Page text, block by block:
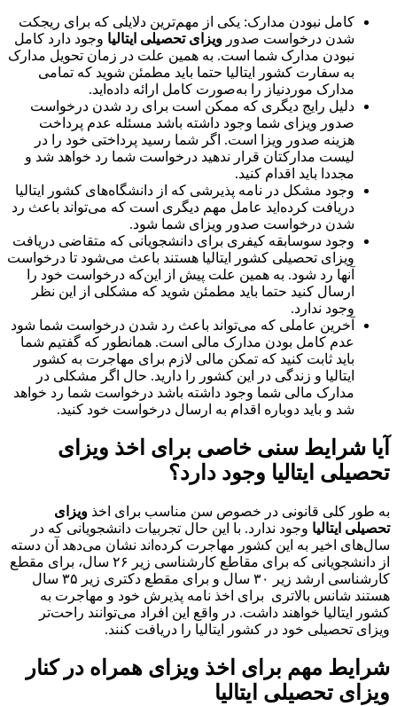
کامل نبودن مدارک: یکی از مهم‌ترین دلایلی که برای ریجکت
شدن درخواست صدور ویزای تحصیلی ایتالیا وجود دارد کامل
نبودن مدارک شما است. به همین علت در زمان تحویل مدارک
به سفارت کشور ایتالیا حتما باید مطمئن شوید که تمامی
مدارک موردنیاز را به‌صورت کامل ارائه داده‌اید.
دلیل رایج دیگری که ممکن است برای رد شدن درخواست
صدور ویزای شما وجود داشته باشد مسئله عدم پرداخت
هزینه صدور ویزا است. اگر شما رسید پرداختی خود را در
لیست مدارکتان قرار ندهید درخواست شما رد خواهد شد و
مجددا باید اقدام کنید.
وجود مشکل در نامه پذیرشی که از دانشگاه‌های کشور ایتالیا
دریافت کرده‌اید عامل مهم دیگری است که می‌تواند باعث رد
شدن درخواست صدور ویزای شما شود.
وجود سوسابقه کیفری برای دانشجویانی که متقاضی دریافت
ویزای تحصیلی کشور ایتالیا هستند باعث می‌شود تا درخواست
آنها رد شود. به همین علت پیش از این‌که درخواست خود را
ارسال کنید حتما باید مطمئن شوید که مشکلی از این نظر
وجود ندارد.
آخرین عاملی که می‌تواند باعث رد شدن درخواست شما شود
عدم کامل بودن مدارک مالی است. همانطور که گفتیم شما
باید ثابت کنید که تمکن مالی لازم برای مهاجرت به کشور
ایتالیا و زندگی در این کشور را دارید. حال اگر مشکلی در
مدارک مالی شما وجود داشته باشد درخواست شما رد خواهد
شد و باید دوباره اقدام به ارسال درخواست خود کنید.
آیا شرایط سنی خاصی برای اخذ ویزای
تحصیلی ایتالیا وجود دارد؟
به طور کلی قانونی در خصوص سن مناسب برای اخذ ویزای
تحصیلی ایتالیا وجود ندارد. با این حال تجربیات دانشجویانی که در
سال‌های اخیر به این کشور مهاجرت کرده‌اند نشان می‌دهد آن دسته
از دانشجویانی که برای مقاطع کارشناسی زیر ۲۶ سال، برای مقطع
کارشناسی ارشد زیر ۳۰ سال و برای مقطع دکتری زیر ۳۵ سال
هستند شانس بالاتری برای اخذ نامه پذیرش خود و مهاجرت به
کشور ایتالیا خواهند داشت. در واقع این افراد می‌توانند راحت‌تر
ویزای تحصیلی خود در کشور ایتالیا را دریافت کنند.
شرایط مهم برای اخذ ویزای همراه در کنار
ویزای تحصیلی ایتالیا